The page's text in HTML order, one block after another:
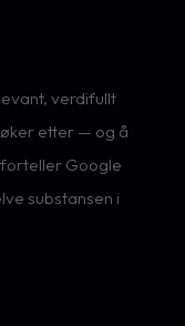
verdifullt
etter — og å
Google
substansen i